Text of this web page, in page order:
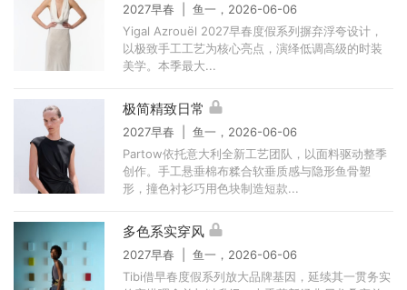
2027早春 | 鱼一，2026-06-06
Yigal Azrouël 2027早春度假系列摒弃浮夸设计，
以极致手工工艺为核心亮点，演绎低调高级的时装
美学。本季最大...
极简精致日常
2027早春 | 鱼一，2026-06-06
Partow依托意大利全新工艺团队，以面料驱动整季
创作。手工悬垂棉布糅合软垂质感与隐形鱼骨塑
形，撞色衬衫巧用色块制造短款...
多色系实穿风
2027早春 | 鱼一，2026-06-06
Tibi借早春度假系列放大品牌基因，延续其一贯务实